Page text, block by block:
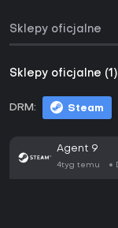
Sklepy oficjalne
Sklepy oficjalne (1)
DRM: Steam
Agent 9
4tyg temu